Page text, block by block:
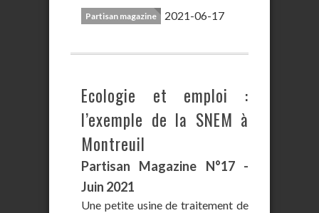
Partisan magazine 2021-06-17
Ecologie et emploi :
l’exemple de la SNEM à
Montreuil
Partisan Magazine N°17 -
Juin 2021
Une petite usine de traitement de